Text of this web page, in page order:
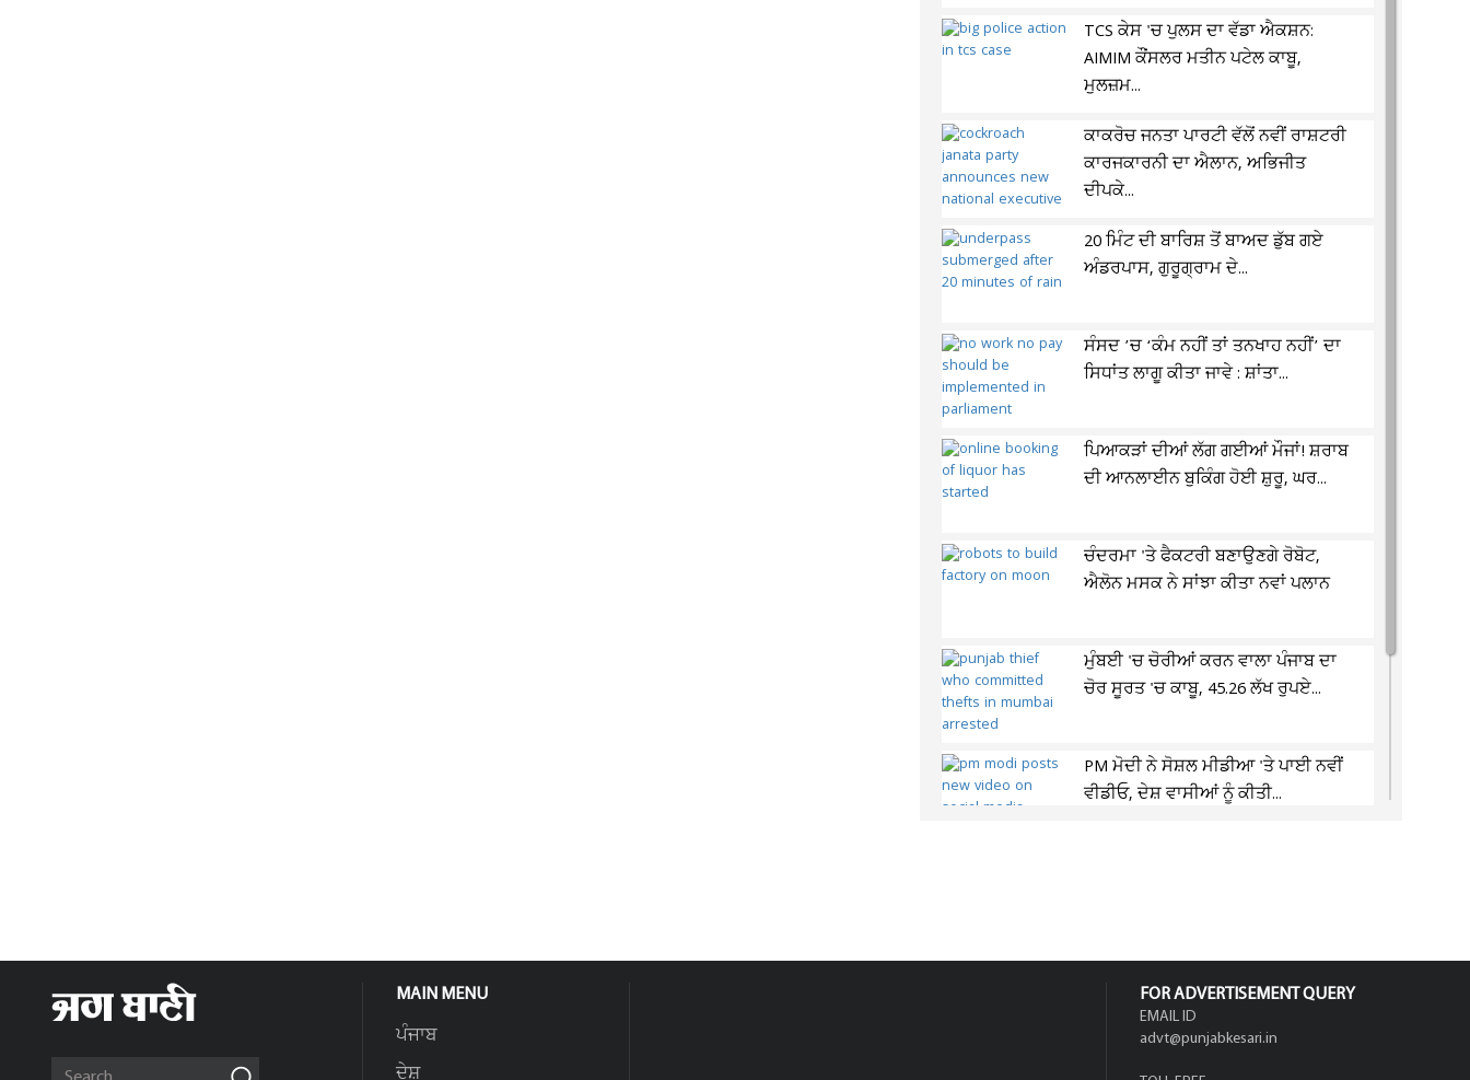
TCS ਕੇਸ 'ਚ ਪੁਲਸ ਦਾ ਵੱਡਾ ਐਕਸ਼ਨ:
AIMIM ਕੌਂਸਲਰ ਮਤੀਨ ਪਟੇਲ ਕਾਬੂ,
ਮੁਲਜ਼ਮ...
ਕਾਕਰੋਚ ਜਨਤਾ ਪਾਰਟੀ ਵੱਲੋਂ ਨਵੀਂ ਰਾਸ਼ਟਰੀ
ਕਾਰਜਕਾਰਨੀ ਦਾ ਐਲਾਨ, ਅਭਿਜੀਤ
ਦੀਪਕੇ...
20 ਮਿੰਟ ਦੀ ਬਾਰਿਸ਼ ਤੋਂ ਬਾਅਦ ਡੁੱਬ ਗਏ
ਅੰਡਰਪਾਸ, ਗੁਰੂਗ੍ਰਾਮ ਦੇ...
ਸੰਸਦ ’ਚ ‘ਕੰਮ ਨਹੀਂ ਤਾਂ ਤਨਖਾਹ ਨਹੀਂ’ ਦਾ
ਸਿਧਾਂਤ ਲਾਗੂ ਕੀਤਾ ਜਾਵੇ : ਸ਼ਾਂਤਾ...
ਪਿਆਕੜਾਂ ਦੀਆਂ ਲੱਗ ਗਈਆਂ ਮੌਜਾਂ! ਸ਼ਰਾਬ
ਦੀ ਆਨਲਾਈਨ ਬੁਕਿੰਗ ਹੋਈ ਸ਼ੁਰੂ, ਘਰ...
ਚੰਦਰਮਾ 'ਤੇ ਫੈਕਟਰੀ ਬਣਾਉਣਗੇ ਰੋਬੋਟ,
ਐਲੋਨ ਮਸਕ ਨੇ ਸਾਂਝਾ ਕੀਤਾ ਨਵਾਂ ਪਲਾਨ
ਮੁੰਬਈ 'ਚ ਚੋਰੀਆਂ ਕਰਨ ਵਾਲਾ ਪੰਜਾਬ ਦਾ
ਚੋਰ ਸੂਰਤ 'ਚ ਕਾਬੂ, 45.26 ਲੱਖ ਰੁਪਏ...
PM ਮੋਦੀ ਨੇ ਸੋਸ਼ਲ ਮੀਡੀਆ 'ਤੇ ਪਾਈ ਨਵੀਂ
ਵੀਡੀਓ, ਦੇਸ਼ ਵਾਸੀਆਂ ਨੂੰ ਕੀਤੀ...
MAIN MENU
ਪੰਜਾਬ
ਦੇਸ਼
FOR ADVERTISEMENT QUERY
EMAIL ID
advt@punjabkesari.in